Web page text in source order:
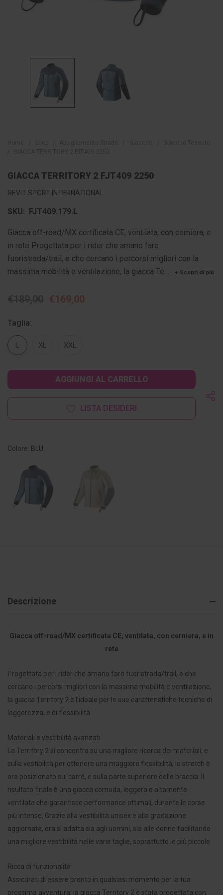
GIACCA TERRITORY 2 FJT409 2250
REVIT SPORT INTERNATIONAL
SKU: FJT409.179.L
Giacca off-road/MX certificata CE, ventilata, con cerniera, e
in rete Progettata per i rider che amano fare
fuoristrada/trail, e che cercano i percorsi migliori con la
massima mobilità e ventilazione, la giacca Te…
+ Scopri di più
€169,00
Taglia:
L XL XXL
attuale:
LISTA DESIDERI
Colore: BLU
Descrizione
Giacca off-road/MX certificata CE, ventilata, con cerniera, e in
rete
Progettata per i rider che amano fare fuoristrada/trail, e che
cercano i percorsi migliori con la massima mobilità e ventilazione,
la giacca Territory 2 è l’ideale per le sue caratteristiche tecniche di
leggerezza, e di flessibilità.
Materiali e vestibilità avanzati
La Territory 2 si concentra su una migliore ricerca dei materiali, e
sulla vestibilità per ottenere una maggiore flessibilità; lo stretch è
ora posizionato sul carré, e sulla parte superiore delle braccia. Il
risultato finale è una giacca comoda, leggera e altamente
ventilata che garantisce performance ottimali, durante le corse
più intense. Grazie alla vestibilità unisex e alla gradazione
aggiornata, ora si adatta sia agli uomini, sia alle donne facilitando
una migliore vestibilità nelle varie taglie, soprattutto le più piccole.
Ricca di funzionalità
Assicurati di essere pronto in qualsiasi momento per la tua
prossima avventura, la giacca Territory 2 è stata progettata con